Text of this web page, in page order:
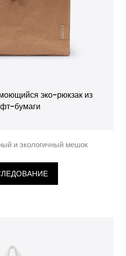
эко-рюкзак из
бумаги
и экологичный мешок